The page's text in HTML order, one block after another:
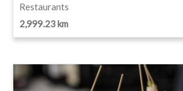
Restaurants
2,999.23 km